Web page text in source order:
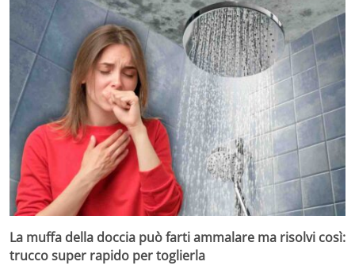
La muffa della doccia può farti ammalare ma risolvi così:
trucco super rapido per toglierla